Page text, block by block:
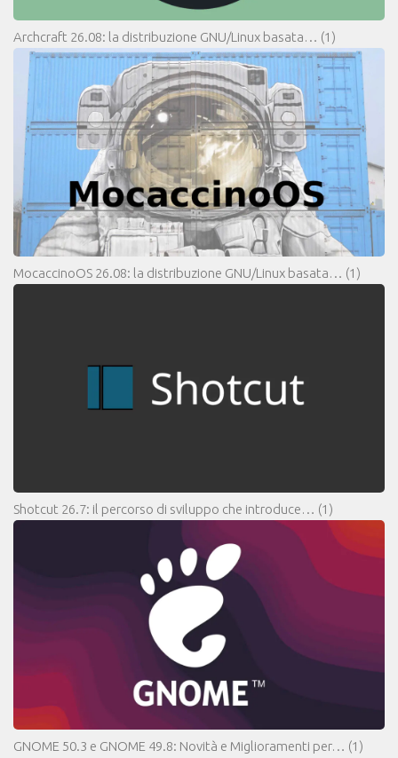
Archcraft 26.08: la distribuzione GNU/Linux basata… (1)
MocaccinoOS 26.08: la distribuzione GNU/Linux basata… (1)
Shotcut 26.7: il percorso di sviluppo che introduce… (1)
GNOME 50.3 e GNOME 49.8: Novità e Miglioramenti per… (1)